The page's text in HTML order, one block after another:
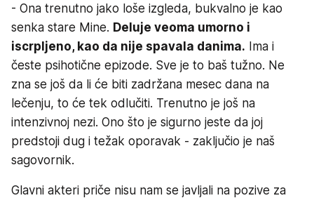
- Ona trenutno jako loše izgleda, bukvalno je kao
senka stare Mine. Deluje veoma umorno i
iscrpljeno, kao da nije spavala danima. Ima i
česte psihotične epizode. Sve je to baš tužno. Ne
zna se još da li će biti zadržana mesec dana na
lečenju, to će tek odlučiti. Trenutno je još na
intenzivnoj nezi. Ono što je sigurno jeste da joj
predstoji dug i težak oporavak - zaključio je naš
sagovornik.
Glavni akteri priče nisu nam se javljali na pozive za